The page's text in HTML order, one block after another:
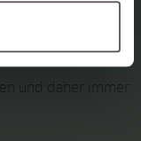
und daher immer